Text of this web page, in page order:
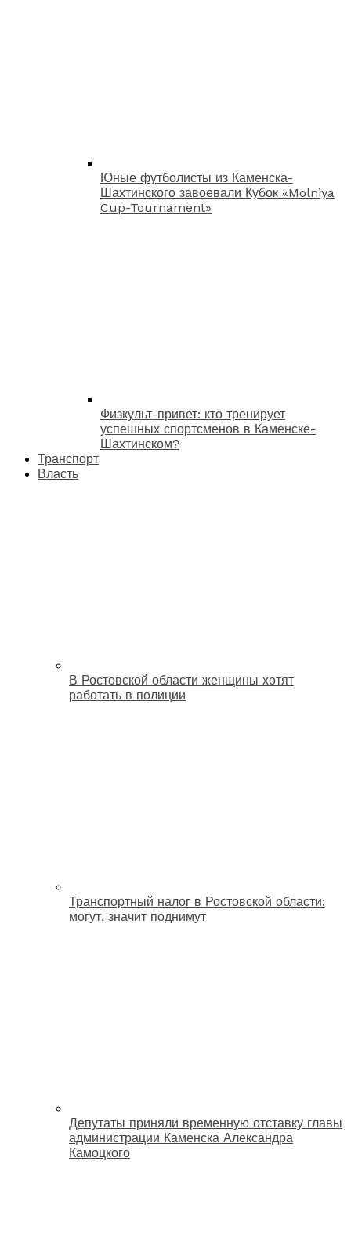
Юные футболисты из Каменска-
Шахтинского завоевали Кубок «Molniya
Cup-Tournament»
Физкульт-привет: кто тренирует
успешных спортсменов в Каменске-
Шахтинском?
Транспорт
Власть
В Ростовской области женщины хотят
работать в полиции
Транспортный налог в Ростовской области:
могут, значит поднимут
Депутаты приняли временную отставку главы
администрации Каменска Александра
Камоцкого